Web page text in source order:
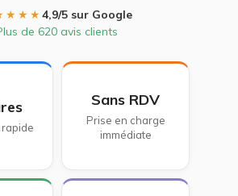
4,9/5 sur Google
de 620 avis clients
Sans RDV
Prise en charge
immédiate